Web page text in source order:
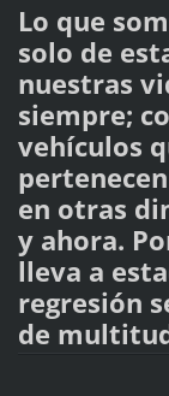
Lo que
solo de
nuestras
siempre;
vehículos
en otras
y ahora.
lleva a
regresión
de